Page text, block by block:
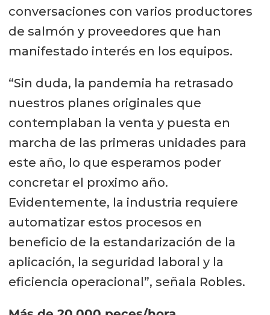
conversaciones con varios productores
de salmón y proveedores que han
manifestado interés en los equipos.
“Sin duda, la pandemia ha retrasado
nuestros planes originales que
contemplaban la venta y puesta en
marcha de las primeras unidades para
este año, lo que esperamos poder
concretar el proximo año.
Evidentemente, la industria requiere
automatizar estos procesos en
beneficio de la estandarización de la
aplicación, la seguridad laboral y la
eficiencia operacional”, señala Robles.